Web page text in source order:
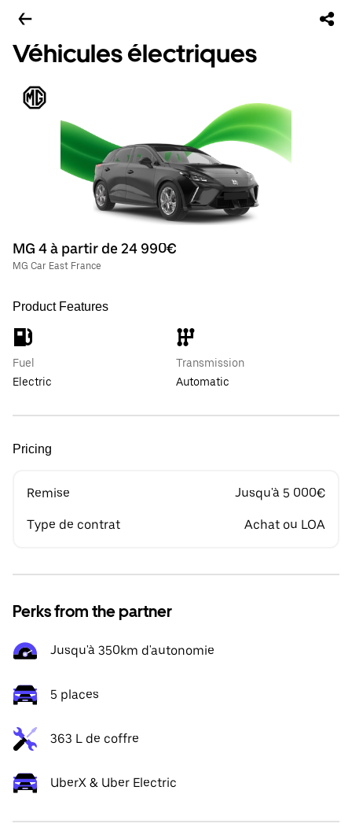
Véhicules électriques
MG 4 à partir de 24 990€
MG Car East France
Product Features
Fuel
Electric
Transmission
Automatic
Pricing
Remise Jusqu'à 5 000€
Type de contrat Achat ou LOA
Perks from the partner
Jusqu'à 350km d'autonomie
5 places
363 L de coffre
UberX & Uber Electric